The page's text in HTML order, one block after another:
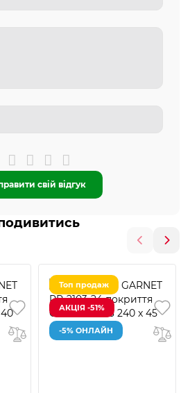
свій відгук
Топ продаж
АКЦІЯ -51%
-5% ОНЛАЙН